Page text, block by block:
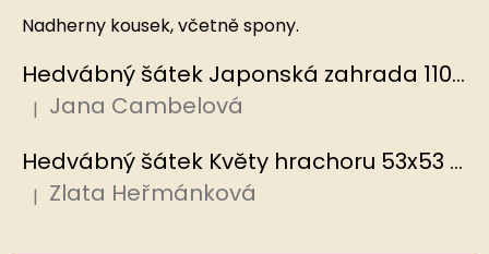
Nadherny kousek, včetně spony.
Hedvábný šátek Japonská zahrada 110x110 cm v dárkovém balení, HEDVÁBNÝ SVĚT
Hodnocení produktu je 5 z 5 hvězdiček.
| Jana Cambelová
Hedvábný šátek Květy hrachoru 53x53 cm v dárkovém balení, HEDVÁBNÝ SVĚT
Hodnocení produktu je 5 z 5 hvězdiček.
| Zlata Heřmánková